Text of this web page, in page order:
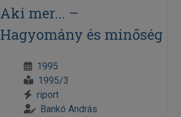
Aki mer... –
Hagyomány és minőség
1995
1995/3
riport
Bankó András